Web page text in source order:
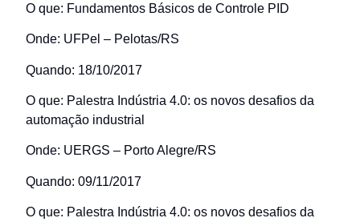
O que: Fundamentos Básicos de Controle PID
Onde: UFPel – Pelotas/RS
Quando: 18/10/2017
O que: Palestra Indústria 4.0: os novos desafios da
automação industrial
Onde: UERGS – Porto Alegre/RS
Quando: 09/11/2017
O que: Palestra Indústria 4.0: os novos desafios da